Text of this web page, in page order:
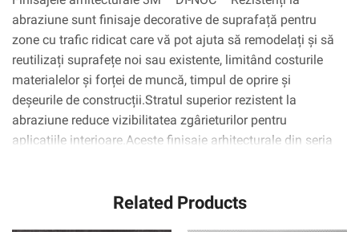
abraziune sunt finisaje decorative de suprafață pentru
zone cu trafic ridicat care vă pot ajuta să remodelați și să
reutilizați suprafețe noi sau existente, limitând costurile
materialelor și forței de muncă, timpul de oprire și
deșeurile de construcții.Stratul superior rezistent la
abraziune reduce vizibilitatea zgârieturilor pentru
aplicațiile interioare.Aceste finisaje arhitecturale din seria
piatră.Acestea pot fi aplicate pe suprafețe metalice, lemn,
Related Products